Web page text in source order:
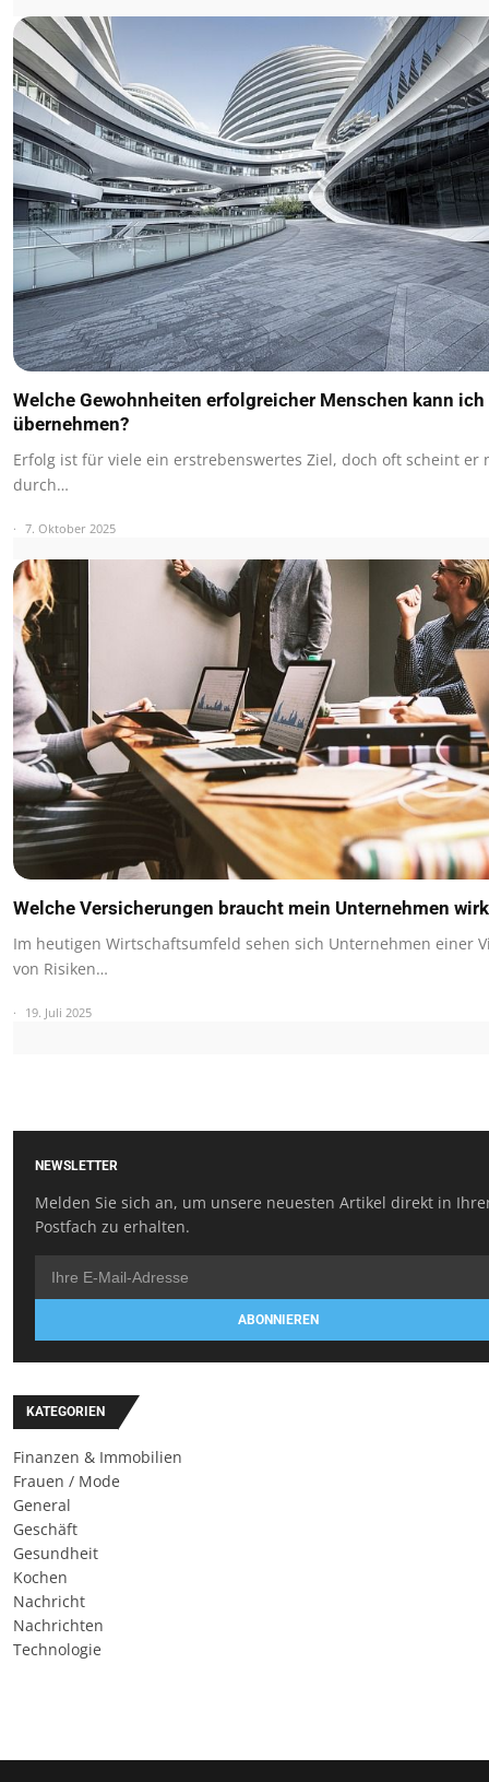
Welche Gewohnheiten erfolgreicher Menschen kann ich
übernehmen?
Erfolg ist für viele ein erstrebenswertes Ziel, doch oft scheint er
durch…
7. Oktober 2025
Welche Versicherungen braucht mein Unternehmen
Im heutigen Wirtschaftsumfeld sehen sich Unternehmen einer
von Risiken…
19. Juli 2025
NEWSLETTER
Melden Sie sich an, um unsere neuesten Artikel direkt in
Postfach zu erhalten.
ABONNIEREN
KATEGORIEN
Finanzen & Immobilien
Frauen / Mode
General
Geschäft
Gesundheit
Kochen
Nachricht
Nachrichten
Technologie